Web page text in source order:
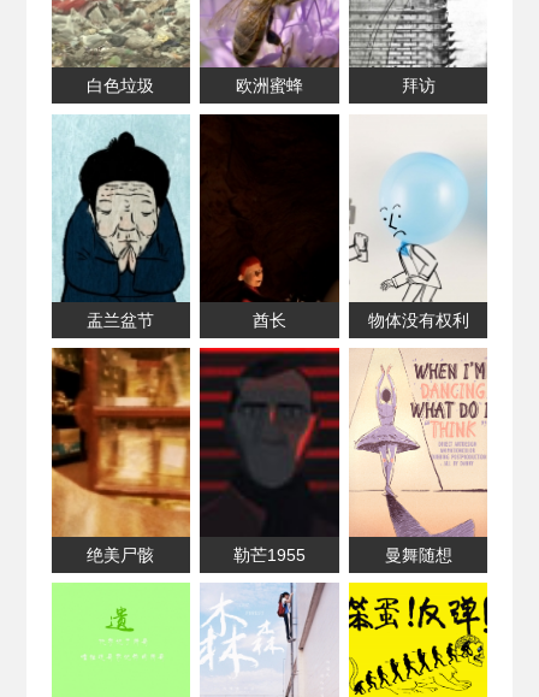
白色垃圾 欧洲蜜蜂 拜访
盂兰盆节 酋长 物体没有权利
绝美尸骸 勒芒1955 曼舞随想